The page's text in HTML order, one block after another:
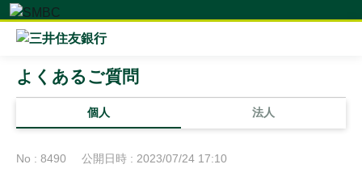
個人 法人
よくあるご質問
No : 8490 公開日時 : 2023/07/24 17:10